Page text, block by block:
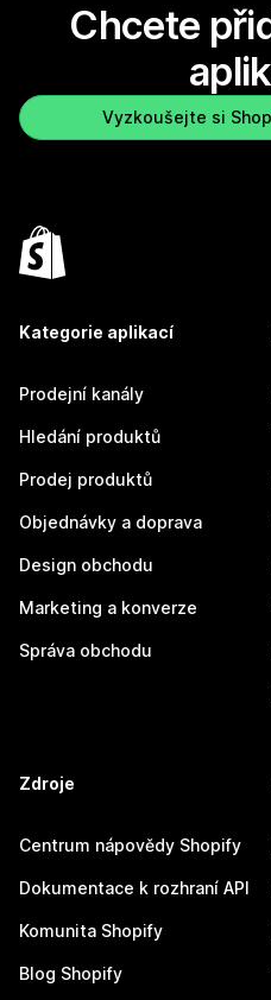
Chcete
Vyzkoušejte si
Kategorie aplikací
Prodejní kanály
Hledání produktů
Prodej produktů
Objednávky a doprava
Design obchodu
Marketing a konverze
Správa obchodu
Zdroje
Centrum nápovědy Shopify
Dokumentace k rozhraní API
Komunita Shopify
Blog Shopify